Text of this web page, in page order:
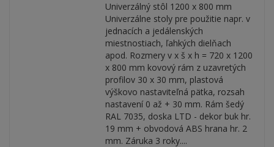
Univerzálný stôl 1200 x 800 mm
Univerzálne stoly pre použitie napr. v
jednacích a jedálenských
miestnostiach, ľahkých dielňach
apod. Rozmery v x š x h = 720 x 1200
x 800 mm kovový rám z uzavretých
profilov 30 x 30 mm, plastová
výškovo nastaviteľná pätka, rozsah
nastavení 0 až + 30 mm. Rám šedý
RAL 7035, doska LTD - dekor buk hr.
19 mm + obvodová ABS hrana hr. 2
mm. Záruka 3 roky....